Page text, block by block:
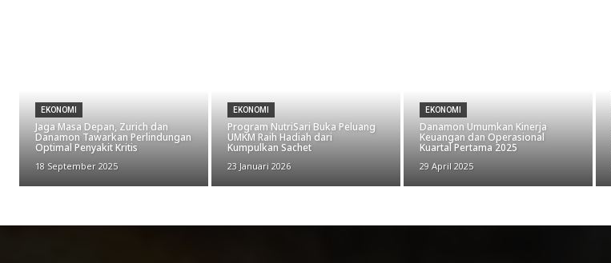
EKONOMI
Jaga Masa Depan, Zurich dan
Danamon Tawarkan Perlindungan
Optimal Penyakit Kritis
18 September 2025
EKONOMI
Program NutriSari Buka Peluang
UMKM Raih Hadiah dari
Kumpulkan Sachet
23 Januari 2026
EKONOMI
Danamon Umumkan Kinerja
Keuangan dan Operasional
Kuartal Pertama 2025
29 April 2025